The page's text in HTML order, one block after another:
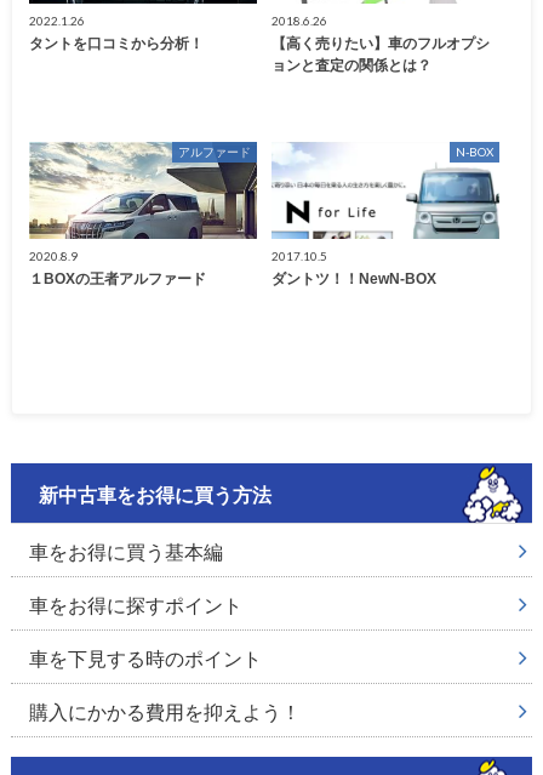
2022.1.26
タントを口コミから分析！
2018.6.26
【高く売りたい】車のフルオプシ
ョンと査定の関係とは？
アルファード
2020.8.9
１BOXの王者アルファード
N-BOX
2017.10.5
ダントツ！！NewN-BOX
新中古車をお得に買う方法
車をお得に買う基本編
車をお得に探すポイント
車を下見する時のポイント
購入にかかる費用を抑えよう！